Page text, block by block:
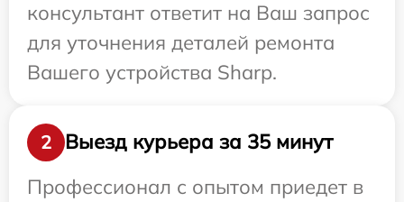
консультант ответит на Ваш запрос
для уточнения деталей ремонта
Вашего устройства Sharp.
2
Выезд курьера за 35 минут
Профессионал с опытом приедет в